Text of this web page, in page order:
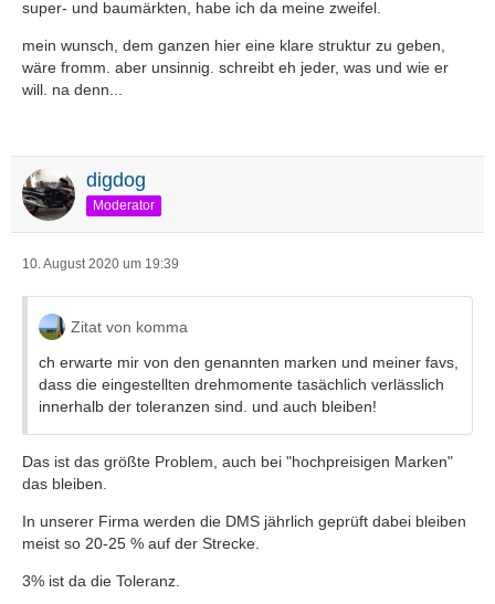
super- und baumärkten, habe ich da meine zweifel.
mein wunsch, dem ganzen hier eine klare struktur zu geben,
wäre fromm. aber unsinnig. schreibt eh jeder, was und wie er
will. na denn...
digdog
Moderator
10. August 2020 um 19:39
Zitat von komma
ch erwarte mir von den genannten marken und meiner favs,
dass die eingestellten drehmomente tasächlich verlässlich
innerhalb der toleranzen sind. und auch bleiben!
Das ist das größte Problem, auch bei "hochpreisigen Marken"
das bleiben.
In unserer Firma werden die DMS jährlich geprüft dabei bleiben
meist so 20-25 % auf der Strecke.
3% ist da die Toleranz.